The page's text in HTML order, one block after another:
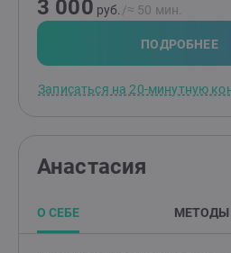
3 000 руб. /≈ 50 мин.
ПОДРОБНЕЕ
Записаться на 20-минутную
Анастасия
О СЕБЕ МЕТОДЫ